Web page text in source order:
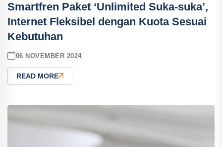
Smartfren Paket ‘Unlimited Suka-suka’,
Internet Fleksibel dengan Kuota Sesuai
Kebutuhan
06 NOVEMBER 2024
READ MORE